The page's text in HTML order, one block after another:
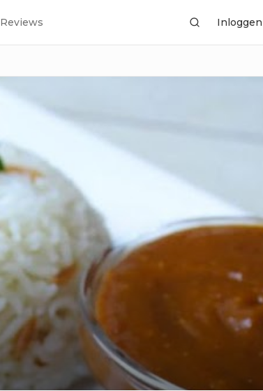
Reviews ZoekenInloggen